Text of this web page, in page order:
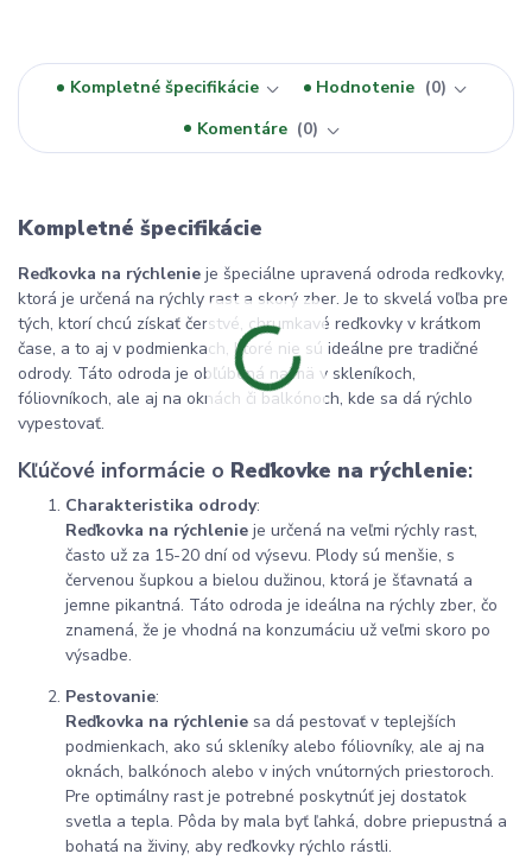
Kompletné špecifikácie Hodnotenie
0
Komentáre
0
Kompletné špecifikácie
Reďkovka na rýchlenie je špeciálne upravená odroda reďkovky,
ktorá je určená na rýchly rast a skorý zber. Je to skvelá voľba pre
tých, ktorí chcú získať čerstvé, chrumkavé reďkovky v krátkom
čase, a to aj v podmienkach, ktoré nie sú ideálne pre tradičné
odrody. Táto odroda je obľúbená najmä v skleníkoch,
fóliovníkoch, ale aj na oknách či balkónoch, kde sa dá rýchlo
vypestovať.
Kľúčové informácie o Reďkovke na rýchlenie:
Charakteristika odrody:
Reďkovka na rýchlenie je určená na veľmi rýchly rast,
často už za 15-20 dní od výsevu. Plody sú menšie, s
červenou šupkou a bielou dužinou, ktorá je šťavnatá a
jemne pikantná. Táto odroda je ideálna na rýchly zber, čo
znamená, že je vhodná na konzumáciu už veľmi skoro po
výsadbe.
Pestovanie:
Reďkovka na rýchlenie sa dá pestovať v teplejších
podmienkach, ako sú skleníky alebo fóliovníky, ale aj na
oknách, balkónoch alebo v iných vnútorných priestoroch.
Pre optimálny rast je potrebné poskytnúť jej dostatok
svetla a tepla. Pôda by mala byť ľahká, dobre priepustná a
bohatá na živiny, aby reďkovky rýchlo rástli.